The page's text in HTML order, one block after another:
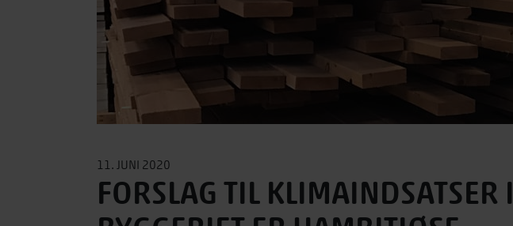
11. JUNI 2020
FORSLAG TIL KLIMAINDSATSER I